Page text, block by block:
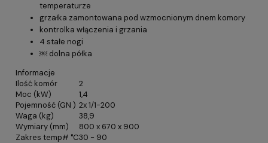
temperaturze
grzałka zamontowana pod wzmocnionym dnem komory
kontrolka włączenia i grzania
4 stałe nogi
￼ dolna półka
Informacje
Ilość komór
2
Moc (kW)
1,4
Pojemność (GN ) 2x 1/1-200
Waga (kg)
38,9
Wymiary (mm)
800 x 670 x 900
Zakres temp# °C30 - 90